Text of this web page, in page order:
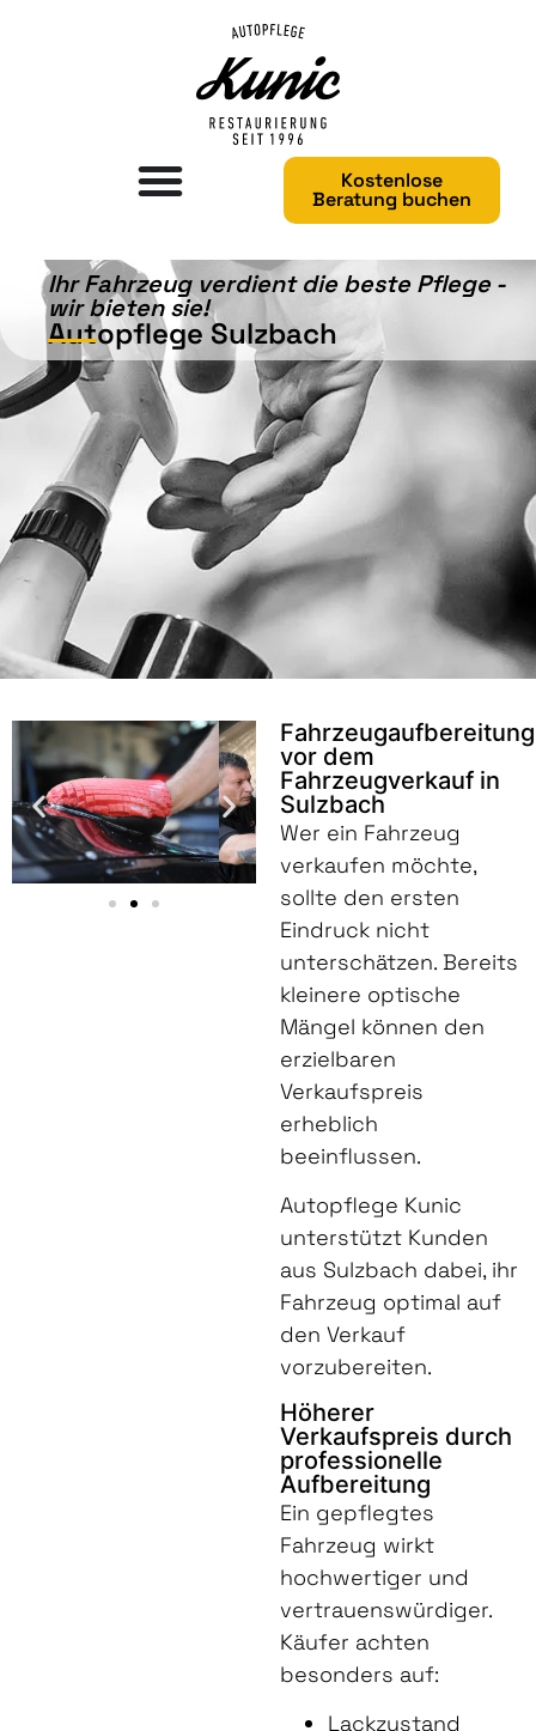
Kostenlose
Beratung buchen
Ihr Fahrzeug verdient die beste Pflege -
wir bieten sie!​
Autopflege Sulzbach
Fahrzeugaufbereitung
vor dem
Fahrzeugverkauf in
Sulzbach
Wer ein Fahrzeug
verkaufen möchte,
sollte den ersten
Eindruck nicht
unterschätzen. Bereits
kleinere optische
Mängel können den
erzielbaren
Verkaufspreis
erheblich
beeinflussen.
Autopflege Kunic
unterstützt Kunden
aus Sulzbach dabei, ihr
Fahrzeug optimal auf
den Verkauf
vorzubereiten.
Höherer
Verkaufspreis durch
professionelle
Aufbereitung
Ein gepflegtes
Fahrzeug wirkt
hochwertiger und
vertrauenswürdiger.
Käufer achten
besonders auf:
Lackzustand